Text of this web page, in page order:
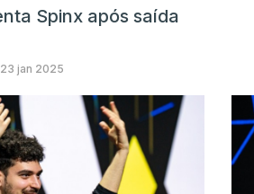
Spinx após saída
23 jan 2025